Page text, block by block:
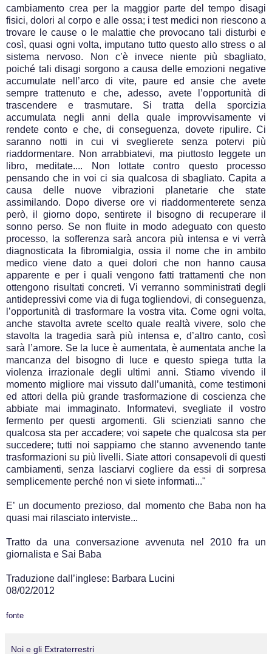
cambiamento crea per la maggior parte del tempo disagi
fisici, dolori al corpo e alle ossa; i test medici non riescono a
trovare le cause o le malattie che provocano tali disturbi e
così, quasi ogni volta, imputano tutto questo allo stress o al
sistema nervoso. Non c’è invece niente più sbagliato,
poiché tali disagi sorgono a causa delle emozioni negative
accumulate nell’arco di vite, paure ed ansie che avete
sempre trattenuto e che, adesso, avete l’opportunità di
trascendere e trasmutare. Si tratta della sporcizia
accumulata negli anni della quale improvvisamente vi
rendete conto e che, di conseguenza, dovete ripulire. Ci
saranno notti in cui vi sveglierete senza potervi più
riaddormentare. Non arrabbiatevi, ma piuttosto leggete un
libro, meditate.... Non lottate contro questo processo
pensando che in voi ci sia qualcosa di sbagliato. Capita a
causa delle nuove vibrazioni planetarie che state
assimilando. Dopo diverse ore vi riaddormenterete senza
però, il giorno dopo, sentirete il bisogno di recuperare il
sonno perso. Se non fluite in modo adeguato con questo
processo, la sofferenza sarà ancora più intensa e vi verrà
diagnosticata la fibromialgia, ossia il nome che in ambito
medico viene dato a quei dolori che non hanno causa
apparente e per i quali vengono fatti trattamenti che non
ottengono risultati concreti. Vi verranno somministrati degli
antidepressivi come via di fuga togliendovi, di conseguenza,
l’opportunità di trasformare la vostra vita. Come ogni volta,
anche stavolta avrete scelto quale realtà vivere, solo che
stavolta la tragedia sarà più intensa e, d’altro canto, così
sarà l’amore. Se la luce è aumentata, è aumentata anche la
mancanza del bisogno di luce e questo spiega tutta la
violenza irrazionale degli ultimi anni. Stiamo vivendo il
momento migliore mai vissuto dall’umanità, come testimoni
ed attori della più grande trasformazione di coscienza che
abbiate mai immaginato. Informatevi, svegliate il vostro
fermento per questi argomenti. Gli scienziati sanno che
qualcosa sta per accadere; voi sapete che qualcosa sta per
succedere; tutti noi sappiamo che stanno avvenendo tante
trasformazioni su più livelli. Siate attori consapevoli di questi
cambiamenti, senza lasciarvi cogliere da essi di sorpresa
semplicemente perché non vi siete informati..."
E’ un documento prezioso, dal momento che Baba non ha
quasi mai rilasciato interviste...
Tratto da una conversazione avvenuta nel 2010 fra un
giornalista e Sai Baba
Traduzione dall’inglese: Barbara Lucini
08/02/2012
fonte
Noi e gli Extraterrestri